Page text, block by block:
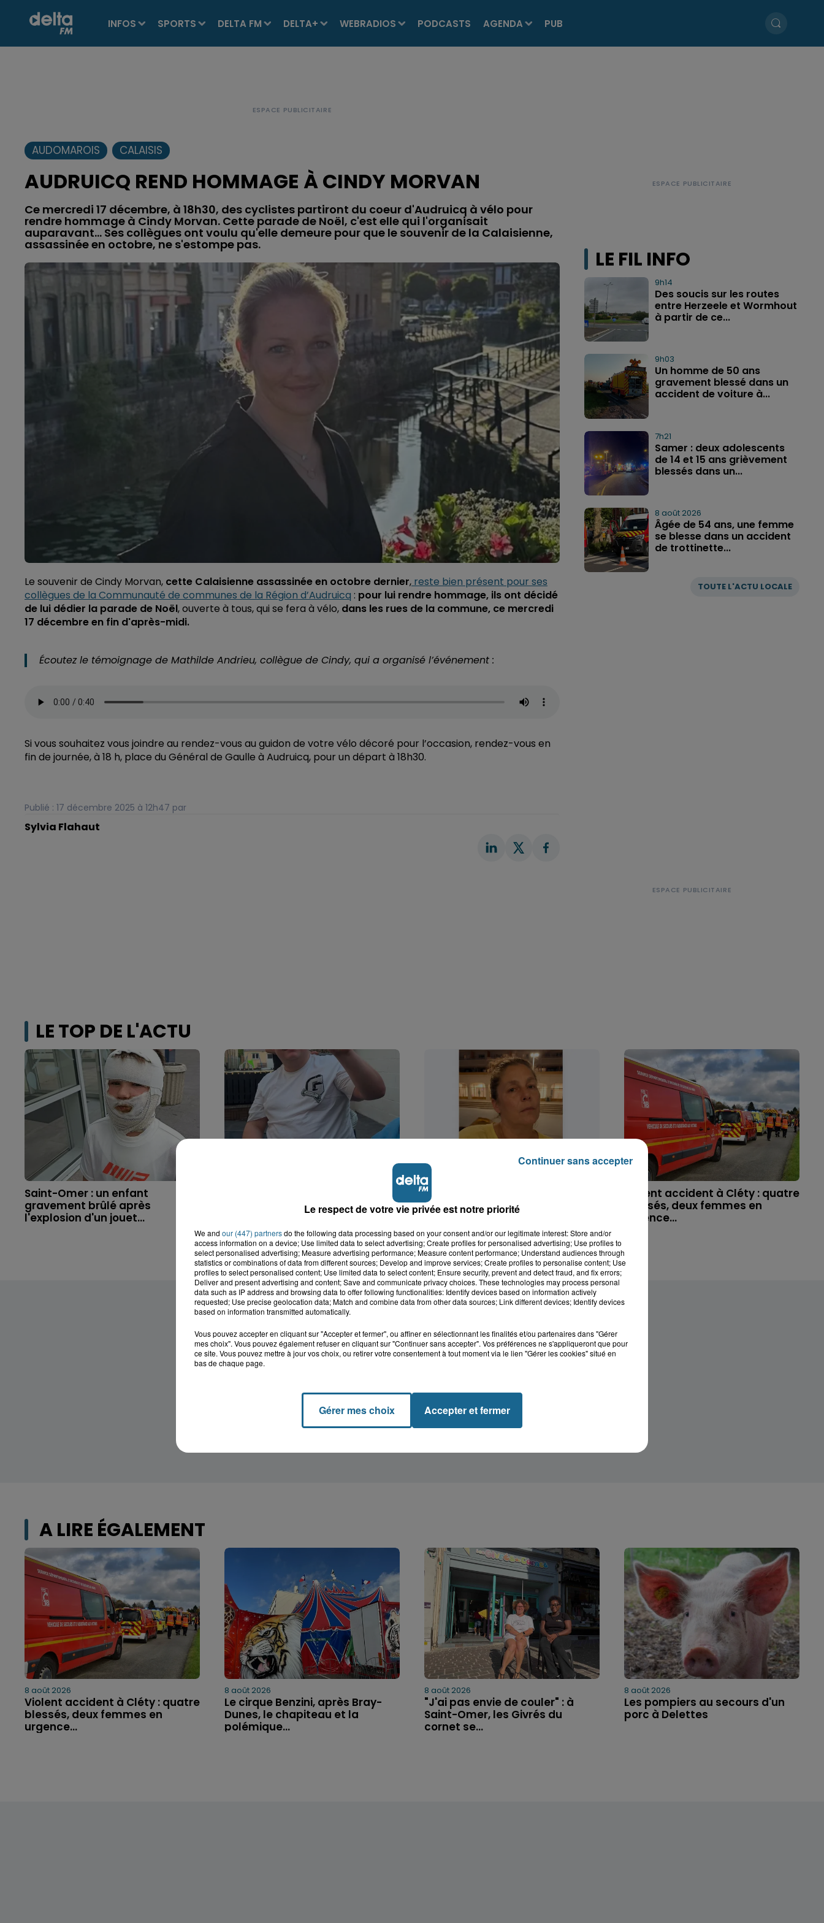
INFOS SPORTS DELTA FM DELTA+ WEBRADIOS PODCASTS AGENDA PUB
AUDOMAROIS CALAISIS
AUDRUICQ REND HOMMAGE À CINDY MORVAN
Ce mercredi 17 décembre, à 18h30, des cyclistes partiront du coeur d'Audruicq à vélo pour
rendre hommage à Cindy Morvan. Cette parade de Noël, c'est elle qui l'organisait
auparavant... Ses collègues ont voulu qu'elle demeure pour que le souvenir de la Calaisienne,
assassinée en octobre, ne s'estompe pas.
Le souvenir de Cindy Morvan, cette Calaisienne assassinée en octobre dernier, reste bien présent pour ses
collègues de la Communauté de communes de la Région d’Audruicq : pour lui rendre hommage, ils ont décidé
de lui dédier la parade de Noël, ouverte à tous, qui se fera à vélo, dans les rues de la commune, ce mercredi
17 décembre en fin d'après-midi.
Écoutez le témoignage de Mathilde Andrieu, collègue de Cindy, qui a organisé l’événement :
Si vous souhaitez vous joindre au rendez-vous au guidon de votre vélo décoré pour l’occasion, rendez-vous en
fin de journée, à 18 h, place du Général de Gaulle à Audruicq, pour un départ à 18h30.
Publié : 17 décembre 2025 à 12h47 par
Sylvia Flahaut
LE FIL INFO
TOUTE L'ACTU LOCALE
9h14
Des soucis sur les routes
entre Herzeele et Wormhout
à partir de ce...
9h03
Un homme de 50 ans
gravement blessé dans un
accident de voiture à...
7h21
Samer : deux adolescents
de 14 et 15 ans grièvement
blessés dans un...
8 août 2026
Âgée de 54 ans, une femme
se blesse dans un accident
de trottinette...
LE TOP DE L'ACTU
Saint-Omer : un enfant
gravement brûlé après
l'explosion d'un jouet...
accident, Lucas s'en est allé
Valérie, 46 ans, portée disparue
depuis mardi à Dunkerque, sa...
Violent accident à Cléty : quatre
blessés, deux femmes en
urgence...
A LIRE ÉGALEMENT
8 août 2026
Violent accident à Cléty : quatre
blessés, deux femmes en
urgence...
8 août 2026
Le cirque Benzini, après Bray-
Dunes, le chapiteau et la
polémique...
8 août 2026
"J'ai pas envie de couler" : à
Saint-Omer, les Givrés du
cornet se...
8 août 2026
Les pompiers au secours d'un
porc à Delettes
Le respect de votre vie privée est notre priorité
We and our (447) partnersdo the following data processing based on your consent and/or our legitimate interest: Store and/or
access information on a device; Use limited data to select advertising; Create profiles for personalised advertising; Use profiles to
select personalised advertising; Measure advertising performance; Measure content performance; Understand audiences through
statistics or combinations of data from different sources; Develop and improve services; Create profiles to personalise content; Use
profiles to select personalised content; Use limited data to select content; Ensure security, prevent and detect fraud, and fix errors;
Deliver and present advertising and content; Save and communicate privacy choices. These technologies may process personal
data such as IP address and browsing data to offer following functionalities: Identify devices based on information actively
requested; Use precise geolocation data; Match and combine data from other data sources; Link different devices; Identify devices
based on information transmitted automatically.
Vous pouvez accepter en cliquant sur "Accepter et fermer", ou affiner en sélectionnant les finalités et/ou partenaires dans "Gérer
mes choix". Vous pouvez également refuser en cliquant sur "Continuer sans accepter". Vos préférences ne s'appliqueront que pour
ce site. Vous pouvez mettre à jour vos choix, ou retirer votre consentement à tout moment via le lien "Gérer les cookies" situé en
bas de chaque page.
Gérer mes choix Accepter et fermer
Continuer sans accepter